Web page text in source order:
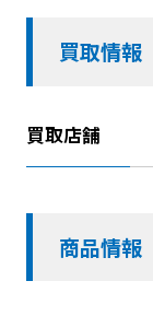
買取情報
買取店舗
商品情報